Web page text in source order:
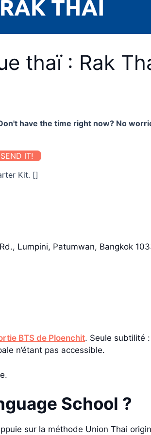
thaï : Rak
have the time right now? No
SEND IT!
Kit. []
Lumpini, Patumwan, Bangkok
BTS de Ploenchit. Seule subtilité
n’étant pas accessible.
School ?
sur la méthode Union Thai